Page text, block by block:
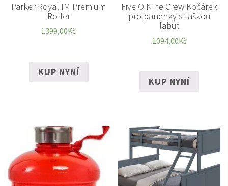
Parker Royal IM Premium
Roller
1399,00Kč
KUP NYNÍ
Five O Nine Crew Kočárek
pro panenky s taškou
labuť
1094,00Kč
KUP NYNÍ